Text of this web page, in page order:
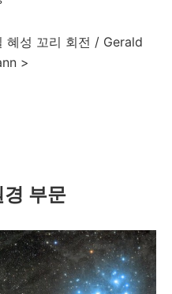
혜성 꼬리 회전 / Gerald
>
부문